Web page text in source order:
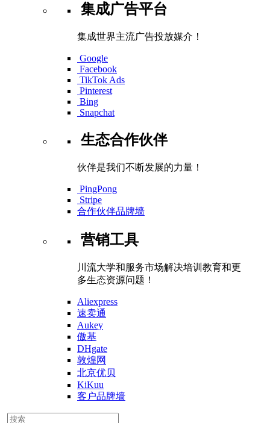
集成广告平台
集成世界主流广告投放媒介！
Google
Facebook
TikTok Ads
Pinterest
Bing
Snapchat
生态合作伙伴
伙伴是我们不断发展的力量！
PingPong
Stripe
合作伙伴品牌墙
营销工具
川流大学和服务市场解决培训教育和更
多生态资源问题！
Aliexpress
速卖通
Aukey
傲基
DHgate
敦煌网
北京优贝
KiKuu
客户品牌墙